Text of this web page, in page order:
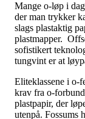
Mange o-løp i
der man trykker
slags plastaktig
plastmapper.
sofistikert
tungvint er at
Eliteklassene i o-
krav fra o-
plastpapir, der
utenpå. Fossums